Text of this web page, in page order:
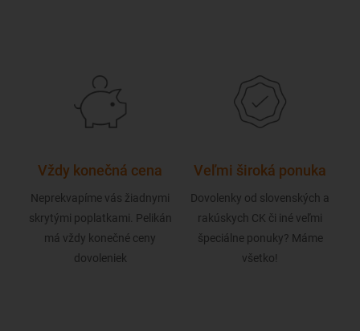
Vždy konečná cena
Neprekvapíme vás žiadnymi
skrytými poplatkami. Pelikán
má vždy konečné ceny
dovoleniek
Veľmi široká ponuka
Dovolenky od slovenských a
rakúskych CK či iné veľmi
špeciálne ponuky? Máme
všetko!